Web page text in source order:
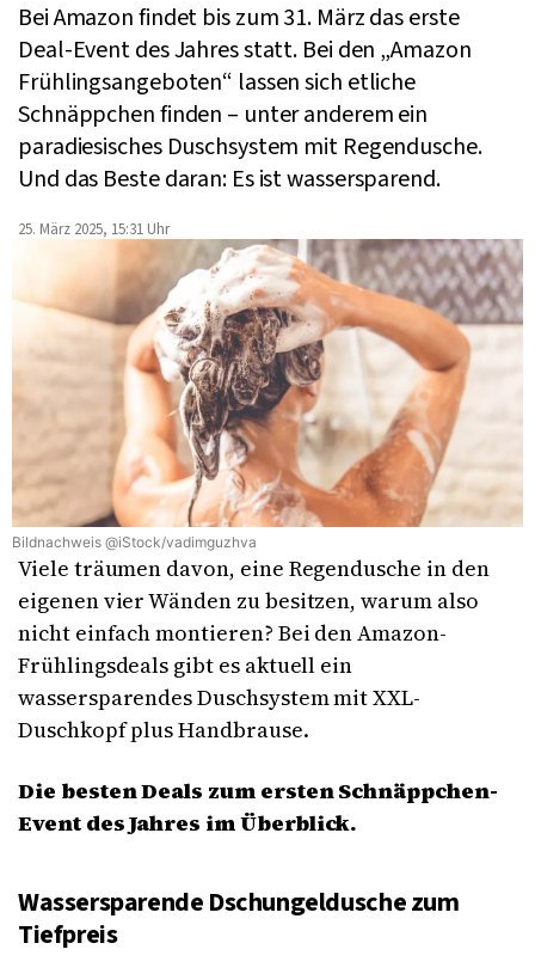
Bei Amazon findet bis zum 31. März das erste
Deal-Event des Jahres statt. Bei den „Amazon
Frühlingsangeboten“ lassen sich etliche
Schnäppchen finden – unter anderem ein
paradiesisches Duschsystem mit Regendusche.
Und das Beste daran: Es ist wassersparend.
25. März 2025, 15:31 Uhr
Bildnachweis @iStock/vadimguzhva
Viele träumen davon, eine Regendusche in den
eigenen vier Wänden zu besitzen, warum also
nicht einfach montieren? Bei den Amazon-
Frühlingsdeals gibt es aktuell ein
wassersparendes Duschsystem mit XXL-
Duschkopf plus Handbrause.
Die besten Deals zum ersten Schnäppchen-
Event des Jahres im Überblick.
Wassersparende Dschungeldusche zum
Tiefpreis